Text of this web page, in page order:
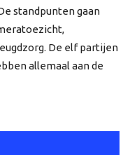
standpunten gaan
De elf partijen
allemaal aan de